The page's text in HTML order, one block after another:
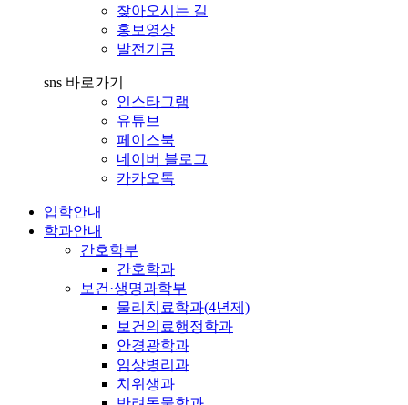
찾아오시는 길
홍보영상
발전기금
sns 바로가기
인스타그램
유튜브
페이스북
네이버 블로그
카카오톡
입학안내
학과안내
간호학부
간호학과
보건·생명과학부
물리치료학과(4년제)
보건의료행정학과
안경광학과
임상병리과
치위생과